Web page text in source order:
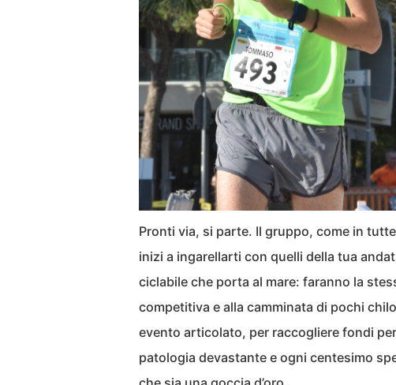
Pronti via, si parte. Il gruppo, come in
inizi a ingarellarti con quelli della tua
ciclabile che porta al mare: faranno la
competitiva e alla camminata di pochi
evento articolato, per raccogliere fondi
patologia devastante e ogni centesimo